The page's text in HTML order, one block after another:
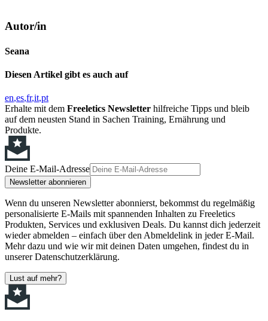
Autor/in
Seana
Diesen Artikel gibt es auch auf
en es fr it pt
Erhalte mit dem Freeletics Newsletter hilfreiche Tipps und bleib
auf dem neusten Stand in Sachen Training, Ernährung und
Produkte.
Deine E-Mail-Adresse
Newsletter abonnieren
Wenn du unseren Newsletter abonnierst, bekommst du regelmäßig
personalisierte E-Mails mit spannenden Inhalten zu Freeletics
Produkten, Services und exklusiven Deals. Du kannst dich jederzeit
wieder abmelden – einfach über den Abmeldelink in jeder E-Mail.
Mehr dazu und wie wir mit deinen Daten umgehen, findest du in
unserer Datenschutzerklärung.
Lust auf mehr?